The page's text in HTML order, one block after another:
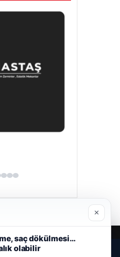
×
saç dökülmesi…
olabilir